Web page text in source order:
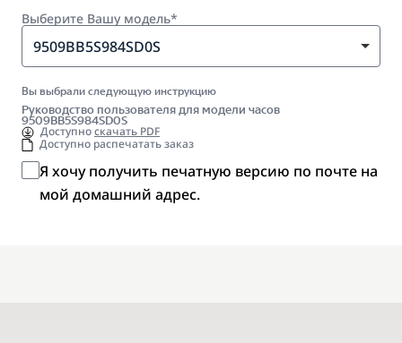
Выберите Вашу модель*
9509BB5S984SD0S
Вы выбрали следующую инструкцию
Руководство пользователя для модели часов
9509BB5S984SD0S
Доступноскачать PDF
Доступно распечатать заказ
Я хочу получить печатную версию по почте на
мой домашний адрес.